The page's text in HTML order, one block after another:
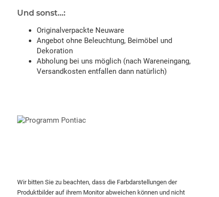
Und sonst...:
Originalverpackte Neuware
Angebot ohne Beleuchtung, Beimöbel und
Dekoration
Abholung bei uns möglich (nach Wareneingang,
Versandkosten entfallen dann natürlich)
Wir bitten Sie zu beachten, dass die Farbdarstellungen der
Produktbilder auf ihrem Monitor abweichen können und nicht